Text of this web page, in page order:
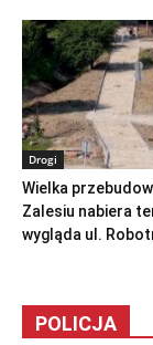
Drogi
Wielka
Zalesiu nabiera
wygląda ul.
POLICJA